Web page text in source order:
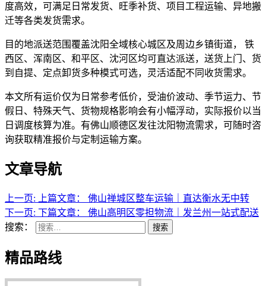
度高效，可满足日常发货、旺季补货、项目工程运输、异地搬
迁等各类发货需求。
目的地派送范围覆盖沈阳全域核心城区及周边乡镇街道， 铁
西区、浑南区、和平区、沈河区均可直达派送，送货上门、货
到自提、定点卸货多种模式可选，灵活适配不同收货需求。
本文所有运价仅为日常参考低价，受油价波动、季节运力、节
假日、特殊天气、货物规格影响会有小幅浮动，实际报价以当
日调度核算为准。有佛山顺德区发往沈阳物流需求，可随时咨
询获取精准报价与定制运输方案。
文章导航
上一页: 上篇文章：
佛山禅城区整车运输｜直达衡水无中转
下一页: 下篇文章：
佛山高明区零担物流｜发兰州一站式配送
搜索：
搜索
精品路线
东成西就泰运！
途鸽快运精品路线：